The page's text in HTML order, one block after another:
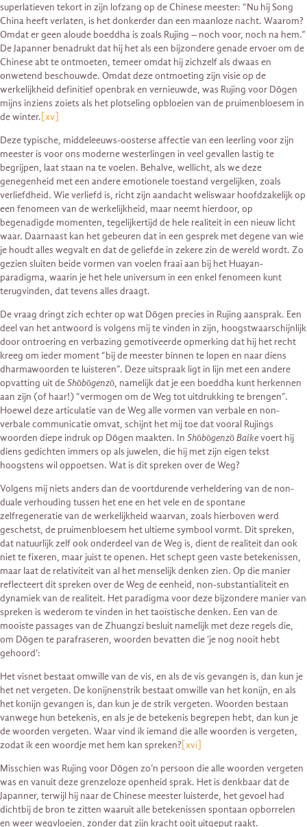
superlatieven tekort in zijn lofzang op de Chinese meester: “Nu hij Song
China heeft verlaten, is het donkerder dan een maanloze nacht. Waarom?
Omdat er geen aloude boeddha is zoals Rujing – noch voor, noch na hem.”
De Japanner benadrukt dat hij het als een bijzondere genade ervoer om de
Chinese abt te ontmoeten, temeer omdat hij zichzelf als dwaas en
onwetend beschouwde. Omdat deze ontmoeting zijn visie op de
werkelijkheid definitief openbrak en vernieuwde, was Rujing voor Dōgen
mijns inziens zoiets als het plotseling opbloeien van de pruimenbloesem in
de winter. [xv]
Deze typische, middeleeuws-oosterse affectie van een leerling voor zijn
meester is voor ons moderne westerlingen in veel gevallen lastig te
begrijpen, laat staan na te voelen. Behalve, wellicht, als we deze
genegenheid met een andere emotionele toestand vergelijken, zoals
verliefdheid. Wie verliefd is, richt zijn aandacht weliswaar hoofdzakelijk op
een fenomeen van de werkelijkheid, maar neemt hierdoor, op
begenadigde momenten, tegelijkertijd de hele realiteit in een nieuw licht
waar. Daarnaast kan het gebeuren dat in een gesprek met degene van wie
je houdt alles wegvalt en dat de geliefde in zekere zin de wereld wordt. Zo
gezien sluiten beide vormen van voelen fraai aan bij het Huayan-
paradigma, waarin je het hele universum in een enkel fenomeen kunt
terugvinden, dat tevens alles draagt.
De vraag dringt zich echter op wat Dōgen precies in Rujing aansprak. Een
deel van het antwoord is volgens mij te vinden in zijn, hoogstwaarschijnlijk
door ontroering en verbazing gemotiveerde opmerking dat hij het recht
kreeg om ieder moment “bij de meester binnen te lopen en naar diens
dharmawoorden te luisteren”. Deze uitspraak ligt in lijn met een andere
opvatting uit deShōbōgenzō, namelijk dat je een boeddha kunt herkennen
aan zijn (of haar!) “vermogen om de Weg tot uitdrukking te brengen”.
Hoewel deze articulatie van de Weg alle vormen van verbale en non-
verbale communicatie omvat, schijnt het mij toe dat vooral Rujings
woorden diepe indruk op Dōgen maakten. In Shōbōgenzō Baikevoert hij
diens gedichten immers op als juwelen, die hij met zijn eigen tekst
hoogstens wil oppoetsen. Wat is dit spreken over de Weg?
Volgens mij niets anders dan de voortdurende verheldering van de non-
duale verhouding tussen het ene en het vele en de spontane
zelfregeneratie van de werkelijkheid waarvan, zoals hierboven werd
geschetst, de pruimenbloesem het ultieme symbool vormt. Dit spreken,
dat natuurlijk zelf ook onderdeel van de Weg is, dient de realiteit dan ook
niet te fixeren, maar juist te openen. Het schept geen vaste betekenissen,
maar laat de relativiteit van al het menselijk denken zien. Op die manier
reflecteert dit spreken over de Weg de eenheid, non-substantialiteit en
dynamiek van de realiteit. Het paradigma voor deze bijzondere manier van
spreken is wederom te vinden in het taoïstische denken. Een van de
mooiste passages van de Zhuangzi besluit namelijk met deze regels die,
om Dōgen te parafraseren, woorden bevatten die ‘je nog nooit hebt
gehoord’:
Het visnet bestaat omwille van de vis, en als de vis gevangen is, dan kun je
het net vergeten. De konijnenstrik bestaat omwille van het konijn, en als
het konijn gevangen is, dan kun je de strik vergeten. Woorden bestaan
vanwege hun betekenis, en als je de betekenis begrepen hebt, dan kun je
de woorden vergeten. Waar vind ik iemand die alle woorden is vergeten,
zodat ik een woordje met hem kan spreken? [xvi]
Misschien was Rujing voor Dōgen zo’n persoon die alle woorden vergeten
was en vanuit deze grenzeloze openheid sprak. Het is denkbaar dat de
Japanner, terwijl hij naar de Chinese meester luisterde, het gevoel had
dichtbij de bron te zitten waaruit alle betekenissen spontaan opborrelen
en weer wegvloeien, zonder dat zijn kracht ooit uitgeput raakt.